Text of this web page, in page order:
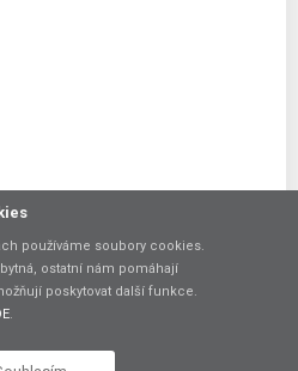
s.r.o., Klíny 35, 61500 Brno
používáme soubory cookies.
ostatní nám pomáhají
poskytovat další funkce.
.